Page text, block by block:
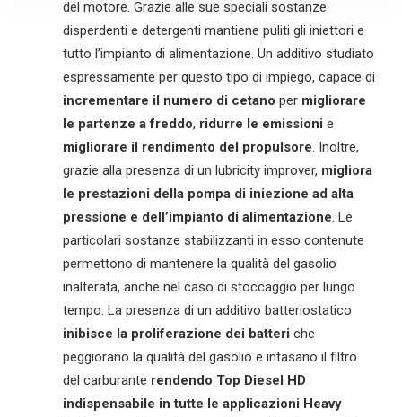
del motore. Grazie alle sue speciali sostanze
disperdenti e detergenti mantiene puliti gli iniettori e
tutto l’impianto di alimentazione. Un additivo studiato
espressamente per questo tipo di impiego, capace di
incrementare il numero di cetano per migliorare
le partenze a freddo, ridurre le emissioni e
migliorare il rendimento del propulsore. Inoltre,
grazie alla presenza di un lubricity improver, migliora
le prestazioni della pompa di iniezione ad alta
pressione e dell’impianto di alimentazione. Le
particolari sostanze stabilizzanti in esso contenute
permettono di mantenere la qualità del gasolio
inalterata, anche nel caso di stoccaggio per lungo
tempo. La presenza di un additivo batteriostatico
inibisce la proliferazione dei batteri che
peggiorano la qualità del gasolio e intasano il filtro
del carburante rendendo Top Diesel HD
indispensabile in tutte le applicazioni Heavy